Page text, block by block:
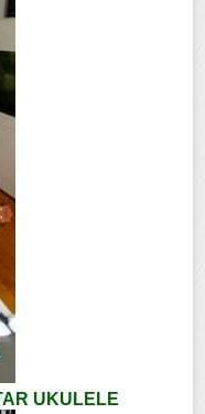
UKULELE